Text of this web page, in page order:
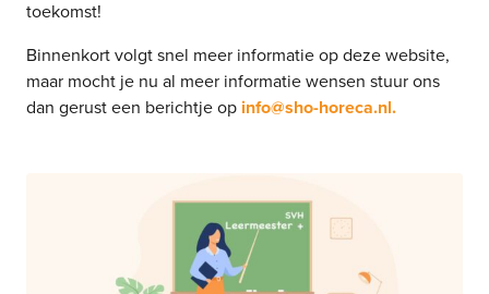
toekomst!
Binnenkort volgt snel meer informatie op deze website,
maar mocht je nu al meer informatie wensen stuur ons
dan gerust een berichtje op info@sho-horeca.nl.